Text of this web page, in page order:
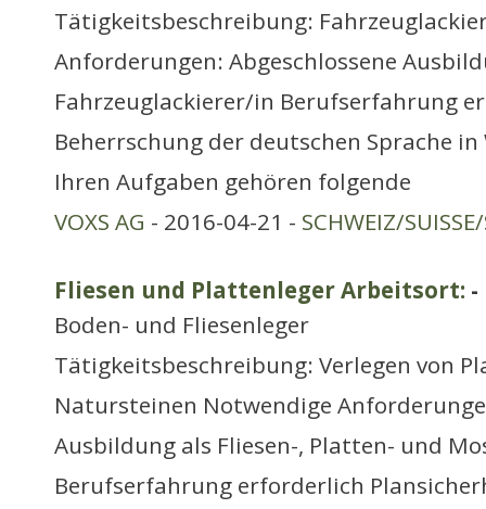
Tätigkeitsbeschreibung:
Anforderungen: Abgeschlossene
Fahrzeuglackierer/in Berufserfahrung
Beherrschung der deutschen Sprache
Ihren Aufgaben gehören folgende
VOXS AG - 2016-04-21 - SCHWEIZ/
Fliesen und Plattenleger Arbeitsort: -
Boden- und Fliesenleger
Tätigkeitsbeschreibung: Verlegen von
Natursteinen Notwendige
Ausbildung als Fliesen-, Platten- und
Berufserfahrung erforderlich